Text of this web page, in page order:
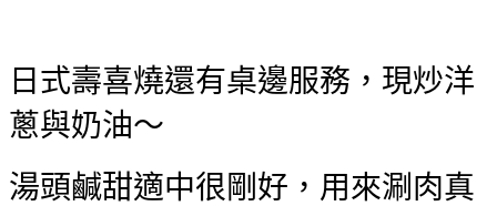
日式壽喜燒還有桌邊服務，現炒洋
蔥與奶油～
湯頭鹹甜適中很剛好，用來涮肉真